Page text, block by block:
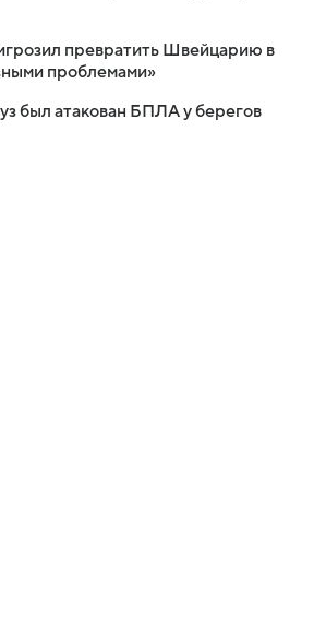
превратить Швейцарию в
проблемами»
был атакован БПЛА у берегов